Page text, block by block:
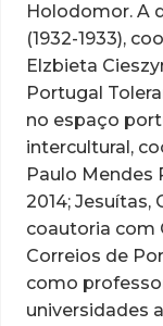
Holodomor. A
(1932-1933),
Elzbieta
Portugal
no espaço
intercultural ,
Paulo Mendes
2014; Jesuítas,
coautoria com
Correios de
como
universidades